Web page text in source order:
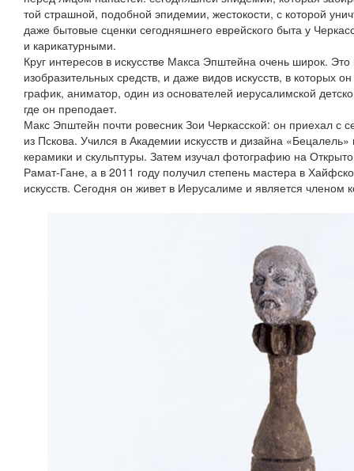
той страшной, подобной эпидемии, жестокости, с которой
даже бытовые сценки сегодняшнего еврейского быта у
и карикатурными.
Круг интересов в искусстве Макса Эпштейна очень широк. Это
изобразительных средств, и даже видов искусств, в которых
график, аниматор, один из основателей иерусалимской
где он преподает.
Макс Эпштейн почти ровесник Зои Черкасской: он приехал с
из Пскова. Учился в Академии искусств и дизайна
керамики и скульптуры. Затем изучал фотографию на
Рамат‑Гане, а в 2011 году получил степень мастера в
искусств. Сегодня он живет в Иерусалиме и является членом